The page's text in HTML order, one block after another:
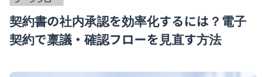
契約書の社内承認を効率化するには？電子
契約で稟議・確認フローを見直す方法